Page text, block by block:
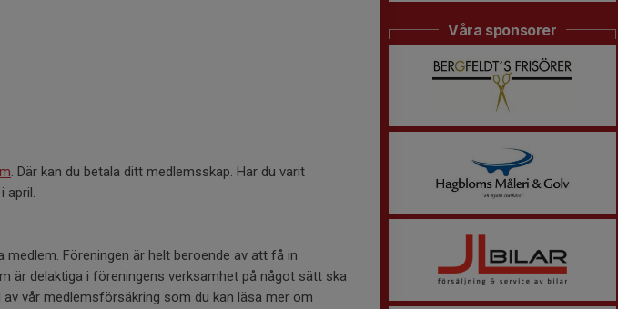
. Där kan du betala ditt medlemsskap. Har du varit
april.
Föreningen är helt beroende av att få in
är delaktiga i föreningens verksamhet på något sätt ska
vår medlemsförsäkring som du kan läsa mer om
Våra sponsorer